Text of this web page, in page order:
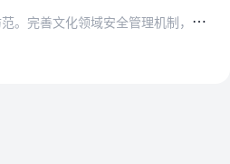
防控机制，准确把握风险挑战，加强风险研判和安全预警，推进联合巡查，加强执法检查，持续深入开展文…